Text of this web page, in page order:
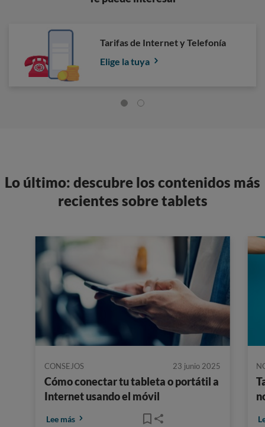
Tarifas de Internet y Telefonía
Elige la tuya
Lo último: descubre los contenidos más
recientes sobre tablets
CONSEJOS 23 junio 2025
Cómo conectar tu tableta o portátil a
Internet usando el móvil
Lee más